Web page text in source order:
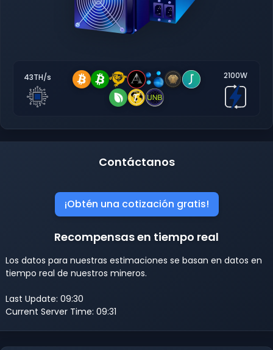
43TH/s 2100W
Contáctanos
¡Obtén una cotización gratis!
Recompensas en tiempo real
Los datos para nuestras estimaciones se basan en datos en
tiempo real de nuestros mineros.
Last Update: 09:30
Current Server Time: 09:31